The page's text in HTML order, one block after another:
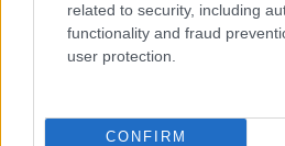
related to security, including
functionality and fraud
user protection.
CONFIRM
Continua a leggere